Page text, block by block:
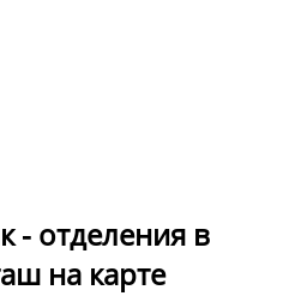
- отделения в
на карте